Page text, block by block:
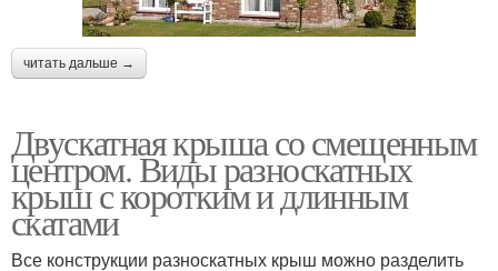
читать дальше →
Двускатная крыша со смещенным
центром. Виды разноскатных
крыш с коротким и длинным
скатами
Все конструкции разноскатных крыш можно разделить